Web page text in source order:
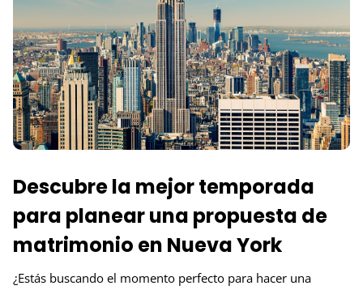
Descubre la mejor temporada
para planear una propuesta de
matrimonio en Nueva York
¿Estás buscando el momento perfecto para hacer una